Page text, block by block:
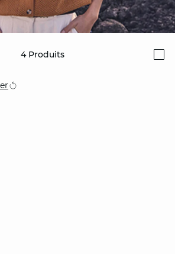
4 Produits
affiné par Couleur: Violet